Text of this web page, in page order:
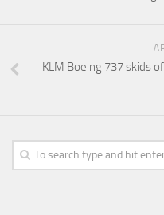
KLM Boeing 737 skids